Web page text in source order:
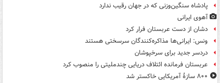
پادشاه سنگین‌وزنی که در جهان رقیب ندارد
آهوی ایرانی
دشان از دست عربستان فرار کرد
ونس: ایرانی‌ها مذاکره‌کنندگان سرسختی هستند
دردسر جدید برای سرخپوشان
عربستان فرمانده ائتلاف دریایی چندملیتی را منصوب کرد
۸۰۰ سازۀ آمریکایی خاکستر شد